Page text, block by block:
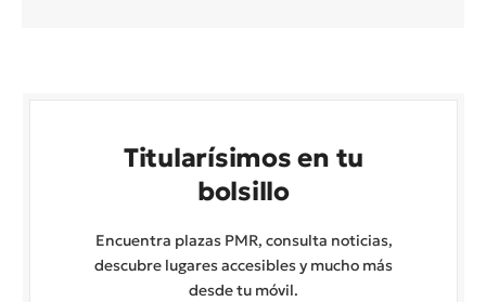
Titularísimos en tu
bolsillo
Encuentra plazas PMR, consulta noticias,
descubre lugares accesibles y mucho más
desde tu móvil.